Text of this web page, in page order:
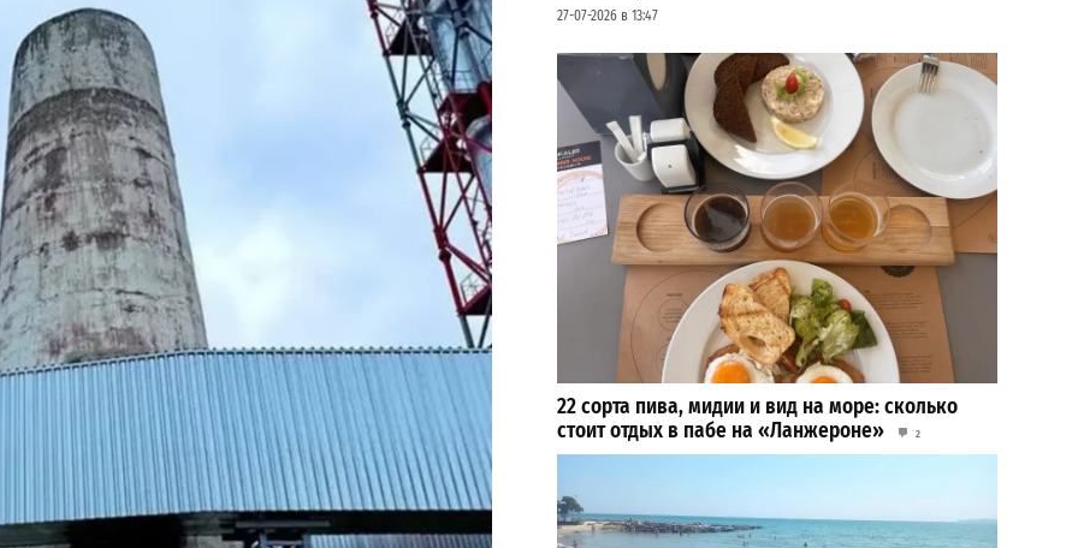
27-07-2026 в 13:47
22 сорта пива, мидии и вид на море: сколько
стоит отдых в пабе на «Ланжероне»
2
ВИБОР РЕДАКЦИИ